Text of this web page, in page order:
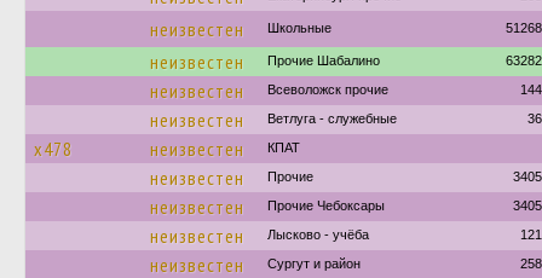
неизвестен Школьные
неизвестен Прочие Шабалино
неизвестен Всеволожск прочие
неизвестен Ветлуга - служебные
х478 неизвестен КПАТ
неизвестен Прочие
неизвестен Прочие Чебоксары
неизвестен Лысково - учёба
неизвестен Сургут и район